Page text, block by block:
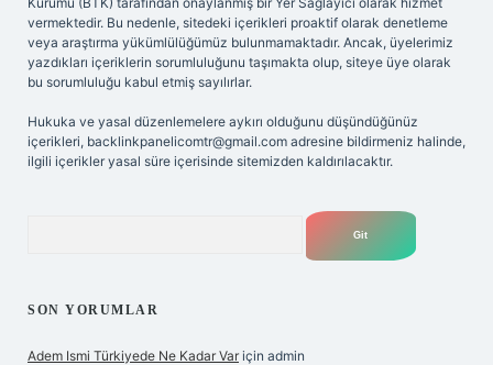
vermektedir. Bu nedenle, sitedeki içerikleri proaktif olarak denetleme
veya araştırma yükümlülüğümüz bulunmamaktadır. Ancak, üyelerimiz
yazdıkları içeriklerin sorumluluğunu taşımakta olup, siteye üye olarak
bu sorumluluğu kabul etmiş sayılırlar.
Hukuka ve yasal düzenlemelere aykırı olduğunu düşündüğünüz
içerikleri, backlinkpanelicomtr@gmail.com adresine bildirmeniz halinde,
ilgili içerikler yasal süre içerisinde sitemizden kaldırılacaktır.
SON YORUMLAR
Adem Ismi Türkiyede Ne Kadar Var için admin